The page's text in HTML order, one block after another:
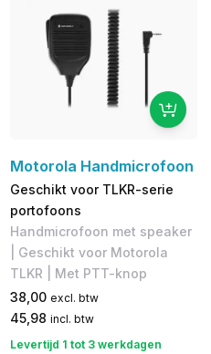
Motorola Handmicrofoon
Geschikt voor TLKR-serie
portofoons
Handmicrofoon met speaker
| Geschikt voor Motorola
TLKR | Met PTT-knop
38,00 excl. btw
45,98 incl. btw
Levertijd 1 tot 3 werkdagen